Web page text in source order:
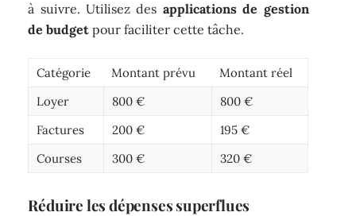
à suivre. Utilisez des applications de gestion
de budget pour faciliter cette tâche.
Catégorie Montant prévu
Montant réel
Loyer
800 €
800 €
Factures
200 €
195 €
Courses
300 € 320 €
Réduire les dépenses superflues